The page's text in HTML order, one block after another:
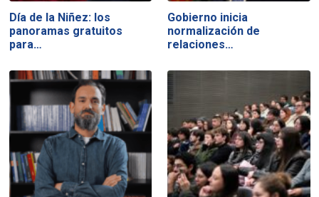
Día de la Niñez: los
panoramas gratuitos
para…
Gobierno inicia
normalización de
relaciones…